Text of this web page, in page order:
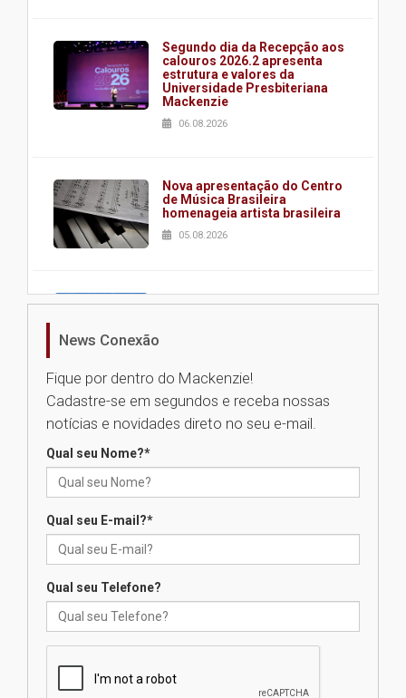
Segundo dia da Recepção aos
calouros 2026.2 apresenta
estrutura e valores da
Universidade Presbiteriana
Mackenzie
06.08.2026
Nova apresentação do Centro
de Música Brasileira
homenageia artista brasileira
05.08.2026
Universidade Mackenzie
Seminário discute desafios
das novas tecnologias em
calouros do segundo semestre
Brasília prepara seus
mesmo do Ensino Médio
News Conexão
Fique por dentro do Mackenzie!
Cadastre-se em segundos e receba nossas
notícias e novidades direto no seu e-mail.
Qual seu Nome?*
Qual seu E-mail?*
Qual seu Telefone?